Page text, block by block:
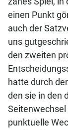
einen Punkt
auch der
uns
den zweiten
hatte durch
den sie in den
Seitenwechsel
punktuelle